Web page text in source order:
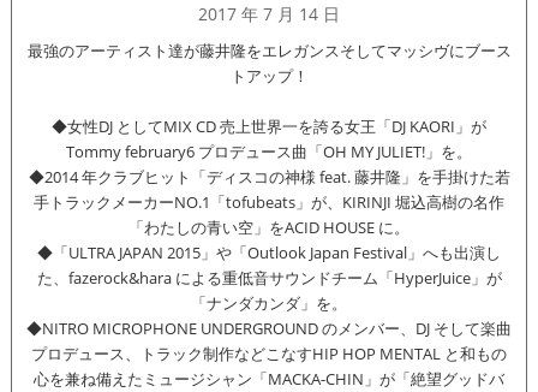
2017 年 7 月 14 日
最強のアーティスト達が藤井隆をエレガンスそしてマッシヴにブース
トアップ！
◆女性DJ としてMIX CD 売上世界一を誇る女王「DJ KAORI」が
Tommy february6 プロデュース曲「OH MY JULIET!」を。
◆2014 年クラブヒット「ディスコの神様 feat. 藤井隆」を手掛けた若
手トラックメーカーNO.1「tofubeats」が、KIRINJI 堀込高樹の名作
「わたしの青い空」をACID HOUSE に。
◆「ULTRA JAPAN 2015」や「Outlook Japan Festival」へも出演し
た、fazerock&hara による重低音サウンドチーム「HyperJuice」が
「ナンダカンダ」を。
◆NITRO MICROPHONE UNDERGROUND のメンバー、DJ そして楽曲
プロデュース、トラック制作などこなすHIP HOP MENTAL と和もの
心を兼ね備えたミュージシャン「MACKA-CHIN」が「絶望グッドバ